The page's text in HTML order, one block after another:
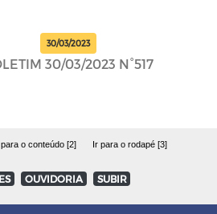
30/03/2023
30/03/2023 N°517
para o conteúdo [2] Ir para o rodapé [3]
OUVIDORIA SUBIR